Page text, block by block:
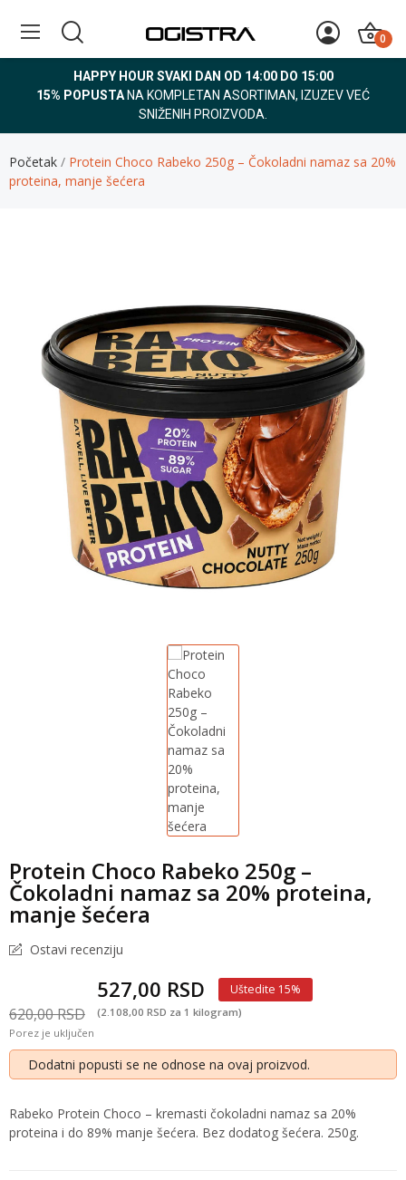
0
HAPPY HOUR SVAKI DAN OD 14:00 DO 15:00
15% POPUSTA NA KOMPLETAN ASORTIMAN, IZUZEV VEĆ
SNIŽENIH PROIZVODA.
Početak
Protein Choco Rabeko 250g – Čokoladni namaz sa 20%
proteina, manje šećera
Protein Choco Rabeko 250g –
Čokoladni namaz sa 20% proteina,
manje šećera
Ostavi recenziju
620,00 RSD
527,00 RSD Uštedite 15%
(2.108,00 RSD za 1 kilogram)
Porez je uključen
Dodatni popusti se ne odnose na ovaj proizvod.
Rabeko Protein Choco – kremasti čokoladni namaz sa 20%
proteina i do 89% manje šećera. Bez dodatog šećera. 250g.